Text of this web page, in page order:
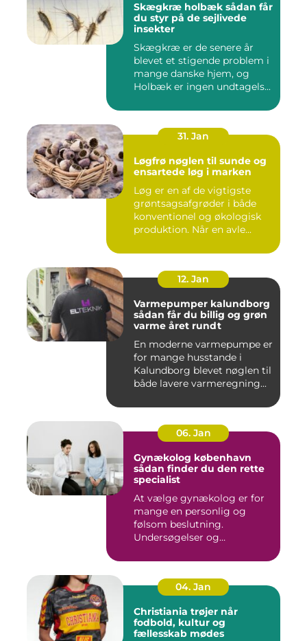
Skægkræ holbæk sådan får
du styr på de sejlivede
insekter
Skægkræ er de senere år
blevet et stigende problem i
mange danske hjem, og
Holbæk er ingen undtagels...
31. Jan
Løgfrø nøglen til sunde og
ensartede løg i marken
Løg er en af de vigtigste
grøntsagsafgrøder i både
konventionel og økologisk
produktion. Når en avle...
12. Jan
Varmepumper kalundborg
sådan får du billig og grøn
varme året rundt
En moderne varmepumpe er
for mange husstande i
Kalundborg blevet nøglen til
både lavere varmeregning...
06. Jan
Gynækolog københavn
sådan finder du den rette
specialist
At vælge gynækolog er for
mange en personlig og
følsom beslutning.
Undersøgelser og
04. Jan
Christiania trøjer når
fodbold, kultur og
fællesskab mødes